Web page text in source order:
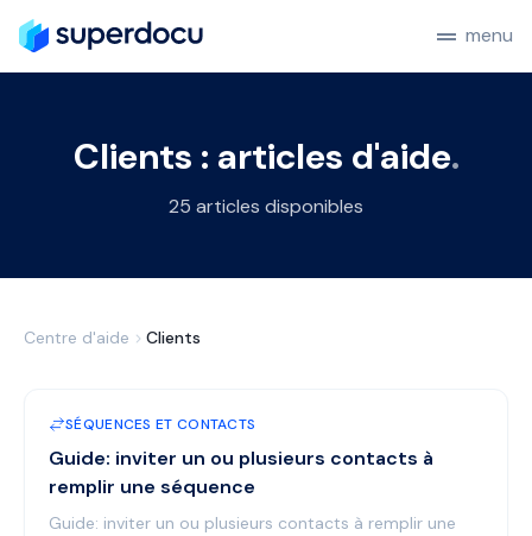
menu
Clients : articles d'aide.
25 articles disponibles
Centre d'aide Clients
SÉQUENCES ET CONTACTS
Guide: inviter un ou plusieurs contacts à
remplir une séquence
Guide: inviter un ou plusieurs contacts à remplir une